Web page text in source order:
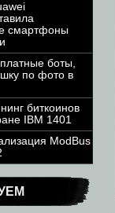
смартфоны
боты,
по фото в
биткоинов
IBM 1401
ModBus